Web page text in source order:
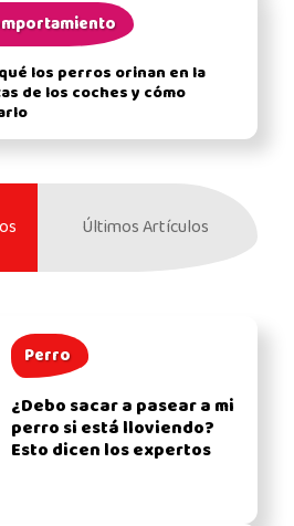
los perros orinan en la
de los coches y cómo
Últimos Artículos
Perro
¿Debo sacar a pasear a mi
perro si está lloviendo?
Esto dicen los expertos